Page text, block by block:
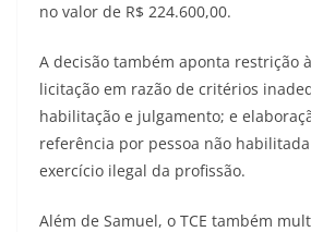
no valor de R$ 224.600,00.
A decisão também aponta restrição
licitação em razão de critérios
habilitação e julgamento; e
referência por pessoa não
exercício ilegal da profissão.
Além de Samuel, o TCE também